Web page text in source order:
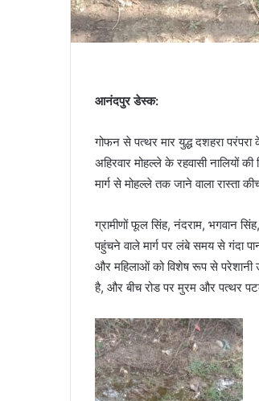
आनंदपुर डेस्क:
गोफन से पत्थर मार युद्ध दशहरा
अहिरवार मोहल्ले के रहवासी नालियों
मार्ग से मोहल्ले तक जाने वाला रास्ता
ग्रामीणों फूल सिंह, नंदराम, भगवान
पहुंचने वाले मार्ग पर लंबे समय से गंदा
और महिलाओं को विशेष रूप से परेशानी
है, और बीच रोड पर मुरम और पत्थर